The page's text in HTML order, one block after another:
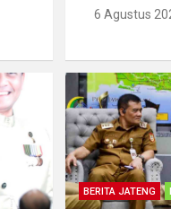
6 Agustus
BERITA JATENG